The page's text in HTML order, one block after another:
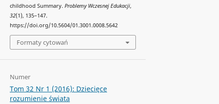
childhood Summary. Problemy Wczesnej Edukacji,
32(1), 135–147.
https://doi.org/10.5604/01.3001.0008.5642
Formaty cytowań
Numer
Tom 32 Nr 1 (2016): Dziecięce
rozumienie świata